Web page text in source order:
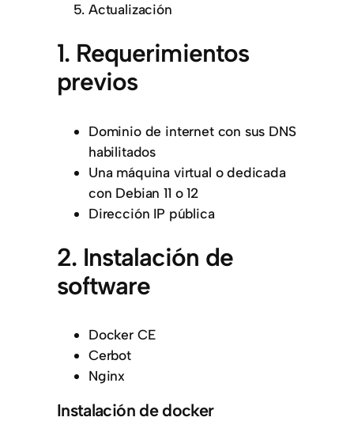
Actualización
1. Requerimientos
previos
Dominio de internet con sus DNS
habilitados
Una máquina virtual o dedicada
con Debian 11 o 12
Dirección IP pública
2. Instalación de
software
Docker CE
Cerbot
Nginx
Instalación de docker